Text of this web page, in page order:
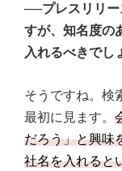
──プレスリリー
すが、知名度の
入れるべきでし
そうですね。検
最初に見ます。
だろう」と興味
社名を入れると